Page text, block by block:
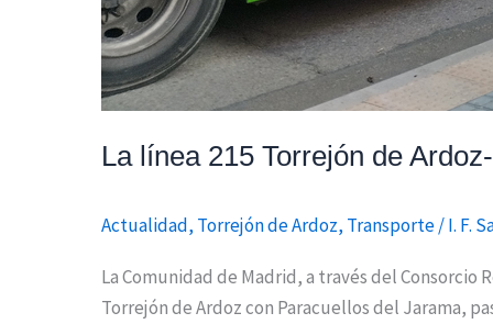
La línea 215 Torrejón de
Actualidad, Torrejón de Ardoz, Transporte/I. F.
La Comunidad de Madrid, a través del
Torrejón de Ardoz con Paracuellos del Jarama,